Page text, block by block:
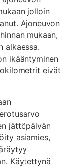
jolloin
Ajoneuvon
mukaan,
alkaessa.
ikääntyminen
eivät
jättöpäivän
asiamies,
Käytettynä